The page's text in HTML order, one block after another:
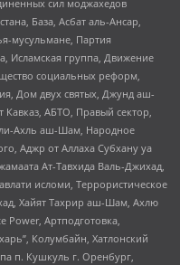
сил моджахедов
База, Асбат аль-Ансар,
мусульмане, Партия
Исламская группа, Движение
социальных реформ,
Дом двух святых, Джунд аш-
АБТО, Правый сектор,
ли-Ахль аш-Шам, Народное
Аджр от Аллаха Субхану уа
Ат-Тавхида Валь-Джихад,
исломи, Террористическое
Хайят Тахрир аш-Шам, Ахлю
Power, Артподготовка,
Колумбайн, Хатлонский
п. Кушкуль г. Оренбург,